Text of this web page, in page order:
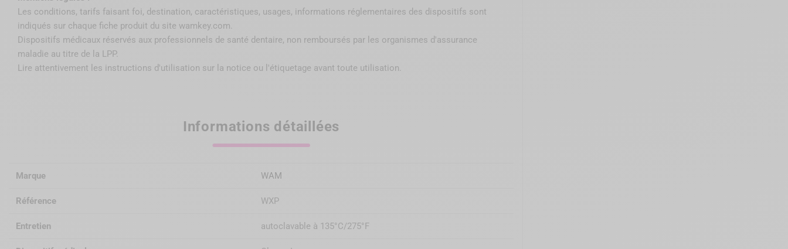
le sens du descellement avec une contremasse en opposition et de l’eau en continu
pour éviter l’échauffement. Pour une meilleure répartition des forces, vous pouvez
appliquer une digue liquide sur la zone cervicale. A l'aide de la pince, introduisez les
étriers comme indiqué sur l'image ci-contre. Actionnez la pince. Lorsque l'étrier le plus
grand bute sur le congé, le plus petit soulève alors la reconstitution corono-radiculaire
dans l'axe du canal.
Créez une encoche sur les faces mésiale et distale de la reconstitution coronaire
réduite. Contrairement à ce qui était requis dans l'ancien protocole, ces encoches n'ont
Les conditions, tarifs faisant foi, destination, caractéristiques, usages, informations réglementaires des dispositifs sont
indiqués sur chaque fiche produit du site wamkey.com.
Dispositifs médicaux réservés aux professionnels de santé dentaire, non remboursés par les organismes d'assurance
maladie au titre de la LPP.
Lire attentivement les instructions d'utilisation sur la notice ou l'étiquetage avant toute utilisation.
Informations détaillées
Marque WAM
Référence WXP
Entretien autoclavable à 135°C/275°F